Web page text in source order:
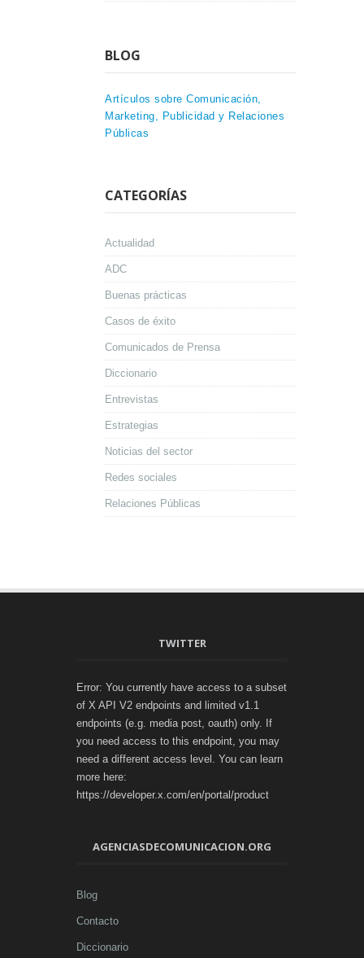
BLOG
Artículos sobre Comunicación,
Marketing, Publicidad y Relaciones
Públicas
CATEGORÍAS
Actualidad
ADC
Buenas prácticas
Casos de éxito
Comunicados de Prensa
Diccionario
Entrevistas
Estrategias
Noticias del sector
Redes sociales
Relaciones Públicas
TWITTER
Error: You currently have access to a subset
of X API V2 endpoints and limited v1.1
endpoints (e.g. media post, oauth) only. If
you need access to this endpoint, you may
need a different access level. You can learn
more here:
https://developer.x.com/en/portal/product
AGENCIASDECOMUNICACION.ORG
Blog
Contacto
Diccionario